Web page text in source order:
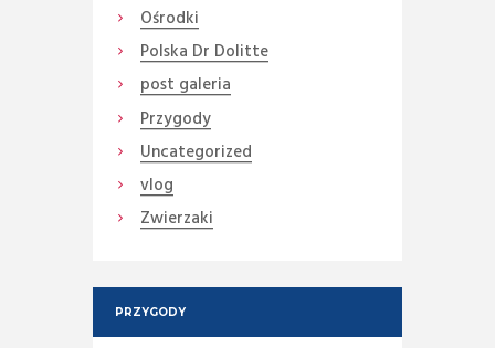
Ośrodki
Polska Dr Dolitte
post galeria
Przygody
Uncategorized
vlog
Zwierzaki
PRZYGODY